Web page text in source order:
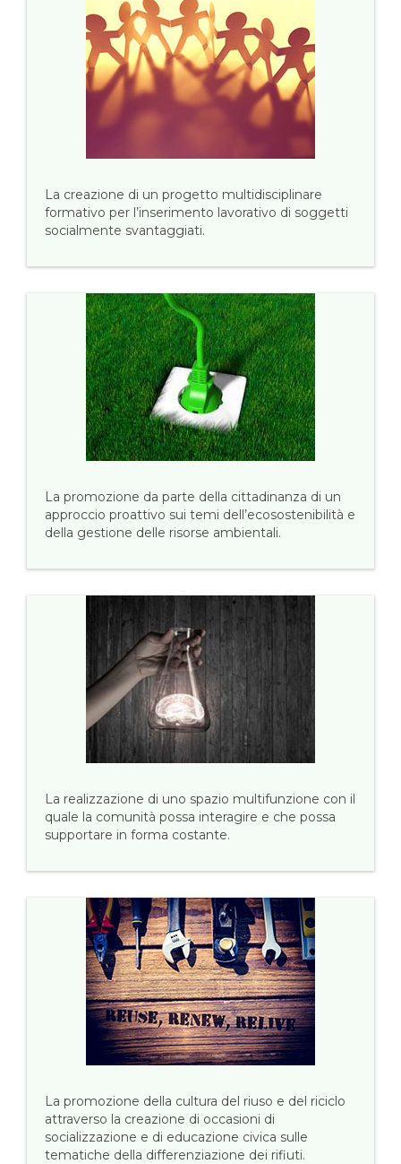
La creazione di un progetto multidisciplinare
formativo per l’inserimento lavorativo di soggetti
socialmente svantaggiati.
La promozione da parte della cittadinanza di un
approccio proattivo sui temi dell’ecosostenibilità e
della gestione delle risorse ambientali.
La realizzazione di uno spazio multifunzione con il
quale la comunità possa interagire e che possa
supportare in forma costante.
La promozione della cultura del riuso e del riciclo
attraverso la creazione di occasioni di
socializzazione e di educazione civica sulle
tematiche della differenziazione dei rifiuti.